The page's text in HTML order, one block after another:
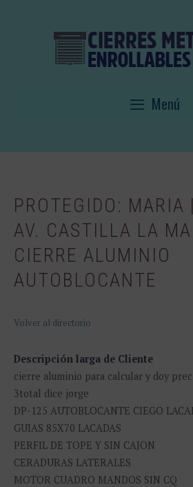
Menú
PROTEGIDO: MARIA
AV. CASTILLA LA
CIERRE ALUMINIO
AUTOBLOCANTE
Volver al directorio
Descripción larga de Cliente
cierre aluminio para calcular y doy
3total dice jorge
DP-125 AUTOBLOCANTE CIEGO
GUIAS 85X70 LACADAS
PERFIL DE TOPE Y SIN CAJON
CERADURAS LATERALES
MOTOR CUADRO MANDOS SIN CQ